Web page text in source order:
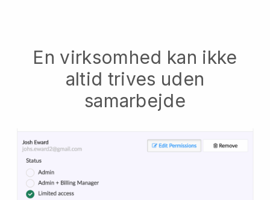
En virksomhed kan ikke
altid trives uden
samarbejde